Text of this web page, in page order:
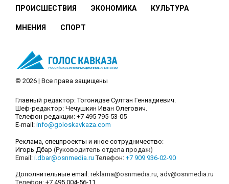
ПРОИСШЕСТВИЯ ЭКОНОМИКА КУЛЬТУРА
МНЕНИЯ СПОРТ
© 2026 | Все права защищены
Главный редактор: Тогонидзе Султан Геннадиевич.
Шеф-редактор: Чечушкин Иван Олегович.
Телефон редакции: +7 495 795-53-05
E-mail: info@goloskavkaza.com
Реклама, спецпроекты и иное сотрудничество:
Игорь Дбар (Руководитель отдела продаж)
Email: i.dbar@osnmedia.ru Телефон: +7 909 936-02-90
Дополнительные email: reklama@osnmedia.ru, adv@osnmedia.ru
Телефон: +7 495 004-56-11